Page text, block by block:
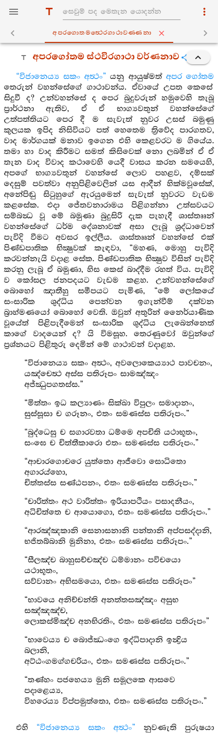
අපරගොතමත්‍ථෙරගාථාවණ‍්ණනා
අපරගෝතම ස්ථවිරගාථා වර්ණනාව
“විජානෙය්‍ය සකං අත්‍ථං” යනු ආයුෂ්මත් අපර ගෝතම
තෙරුන් වහන්සේගේ ගාථාවන්ය. ඒවායේ උපත කෙසේ
සිදුවී ද? උන්වහන්සේ ද පෙර බුදුවරුන් හමුවෙහි තැබූ
ප්‍රාර්ථනා ඇතිව, ඒ ඒ භාග්‍යවතුන් වහන්සේගේ
උත්පත්තියට පෙර දී ම සැවැත් නුවර උසස් බමුණු
කුලයක ඉපිද නිසිවියට පත් හෙතෙම ත්‍රිවේද පාරගතව,
වාද මාර්ගයක් මනාව ඉගෙන එහි කෙළවරට ම ගියේය.
තමා හා වාද කිරීමට සමත් කිසිවෙක් නො ලබමින් ඒ ඒ
තැන වාද විවාද කථාවෙහි යෙදී වාසය කරන සමයෙහි,
අපගේ භාග්‍යවතුන් වහන්සේ ලොව පහළව, දම්සක්
දෙසුම් පවත්වා අනුපිළිවෙලින් යස ආදීන් හික්මවූසේක්,
අනේපිඬු සිටුහුගේ ඇරයුමෙන් සැවැත් නුවරට වැඩම
කළසේක. එදා ජේතවනාරාමය පිළිගන්නා උත්සවයට
සම්බන්‍ධ වූ මේ බමුණා බුදුසිරි දැක පැහැදී ශාස්තෲන්
වහන්සේගේ ධර්ම දේශනාවක් අසා ලැබූ ශ්‍රද්ධාවෙන්
පැවිදි වීමට අවසර ඉල්ලීය. ශාස්තෲන් වහන්සේ එක්
පිණ්ඩපාතික භික්‍ෂුවක් කැඳවා, “මහණ, මොහු පැවිදි
කරවන්නැයි වදාළ සේක. පිණ්ඩපාතික භික්‍ෂුව විසින් පැවිදි
කරනු ලැබූ ඒ බමුණා, හිස කෙස් බාද්දීම රහත් විය. පැවිදි
ව කෝසල ජනපදයට වැඩම කළහ. උන්වහන්සේගේ
බොහෝ ඤාතීහු සමීපයට පැමිණ, “මේ ලෝකයේ
සංසාරික ශුද්ධිය පෙන්වන ඉගැන්වීම් දක්වන
බ්‍රාහ්මණයෝ බොහෝ වෙති. ඔවුන් අතුරින් නෛර්යාණික
වූයේත් පිළිපැදීමෙන් සංසාරික ශුද්ධිය ලැබෙන්නෙත්
කාගේ වාදයෙන් ද? යි විමසූහ. තෙරණුවෝ ඔවුන්ගේ
ප්‍රශ්නයට පිළිතුරු දෙමින් මේ ගාථාවන් වදාළහ.
“විජානෙය්‍ය සකං අත්‍ථං, අවලොකෙය්‍යාථ පාවචනං,
යඤ්චෙත්‍ථ අස්ස පතිරූපං සාමඤ්ඤං
අජ්ඣුපගතස්ස.”
“මිත්තං ඉධ කල්‍යාණං සික්ඛා විපුලං සමාදානං,
සුස්සූසා ච ගරූනං, එතං සමණස්ස පතිරූපං.”
“බුද්ධෙසු ච සගාරවතා ධම්මෙ අපචිති යථාභූතං,
සංඝෙ ච චිත්තීකාරො එතං සමණස්ස පතිරූපං.”
“ආචාරගොචරෙ යුත්තො ආජීවො සොධිතො
අගාරය්හො,
චිත්තස්ස සණ්ඨපනං, එතං සමණස්ස පතිරූපං.”
“චාරිත්තං අථ වාරිත්තං ඉරියාපථියං පසාදනීයං,
අධිචිත්තෙ ච ආයොගො, එතං සමණස්ස පතිරූපං.”
“ආරඤ්ඤකානි සෙනාසනානි පන්තානි අප්පසද්දානි,
භජිතබ්බානි මුනිනා, එතං සමණස්ස පතිරූපං.”
“සීලඤ්ච බාහුසච්චඤ්ච ධම්මානං පවිචයො
යථාභූතං,
සව්වානං අභිසමයො, එතං සමණස්ස පතිරූපං”
“භාවයෙ අනිච්චන්ති අනත්තසඤ්ඤං අසුභ
සඤ්ඤඤ්ච,
ලොකස්මිඤ්ච අනභිරතිං, එතං සමණස්ස පතිරූපං”
“භාවෙය්‍ය ච බොජ්ඣංගෙ ඉද්ධිපාදානි ඉන්‍ද්‍රිය
බලානි,
අට්ඨංගමග්ගචරියං, එතං සමණස්ස පතිරූපං.”
“තණ්හං පජහෙය්‍ය මුනි සමූලකෙ ආසවෙ
පදාළෙය්‍ය,
විහරෙය්‍ය විප්පමුත්තො, එතං සමණස්ස පතිරූපං.”
එහි “විජානෙය්‍ය සකං අත්‍ථං” නුවණැති පුරුෂයා